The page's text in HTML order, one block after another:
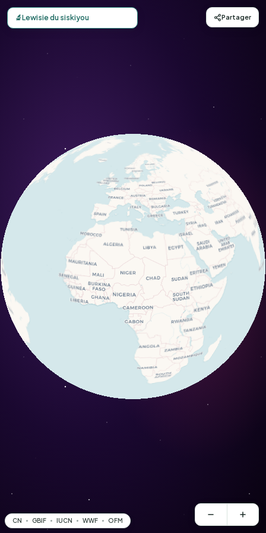
Carte d'observation du Lewisie du siskiyou (Lewisia
🔬Lewisie du siskiyou Partager
CN GBIF IUCN WWF OFM